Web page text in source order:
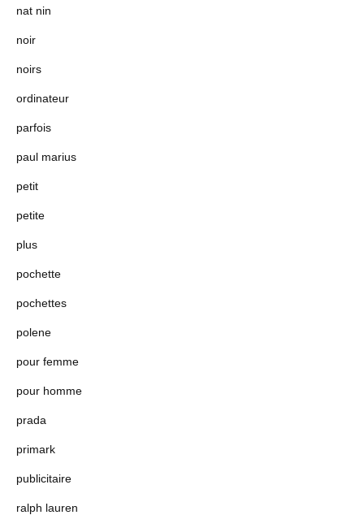
nat nin
noir
noirs
ordinateur
parfois
paul marius
petit
petite
plus
pochette
pochettes
polene
pour femme
pour homme
prada
primark
publicitaire
ralph lauren